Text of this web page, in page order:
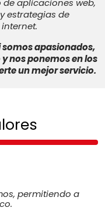
aplicaciones web,
estrategias de
somos apasionados,
nos ponemos en los
un mejor servicio.
permitiendo a